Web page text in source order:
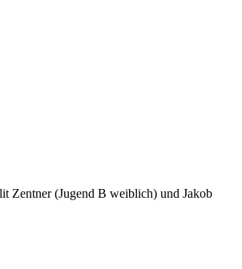
Zentner (Jugend B weiblich) und Jakob